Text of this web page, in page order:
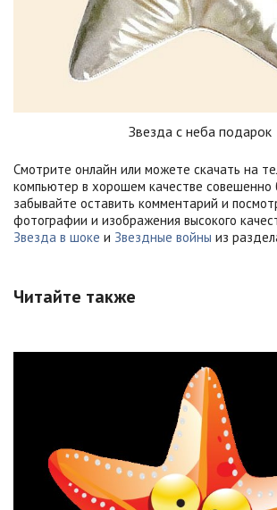
Звезда с неба подарок
Смотрите онлайн или можете скачать на
компьютер в хорошем качестве совешенно
забывайте оставить комментарий и
фотографии и изображения высокого
Звезда в шоке и Звездные войны из
Читайте также